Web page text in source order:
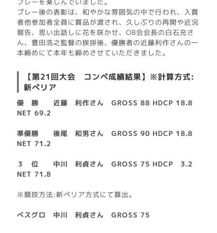
プレー後の表彰は、和やかな雰囲気の中で行われ、入賞
者他参加者全員に賞品が渡され、久しぶりの再開や近況
報告、思い出話しに花を咲かせ、OB会会長の白石充さ
ん、豊田浩之監督の挨拶後、優勝者の近藤利作さんの一
本締めにて本年も締めさせていただきました。
【第21回大会 コンペ成績結果】※計算方式:
新ぺリア
優 勝 近藤 利作さん GROSS 88 HDCP 18.8
NET 69.2
準優勝 後尾 和男さん GROSS 90 HDCP 18.8
NET 71.2
３ 位 中川 利貞さん GROSS 75 HDCP 3.2
NET 71.8
※競技方法:新ペリア方式にて算出。
べスグロ 中川 利貞さん GROSS 75